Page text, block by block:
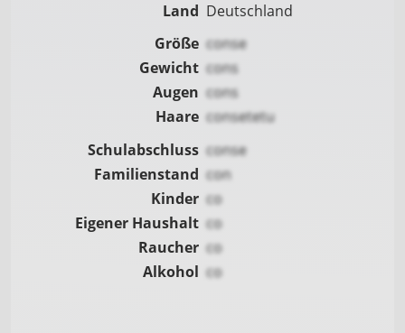
Land Deutschland
Größe conse
Gewicht cons
Augen cons
Haare consetetu
Schulabschluss conse
Familienstand con
Kinder co
Eigener Haushalt co
Raucher co
Alkohol co